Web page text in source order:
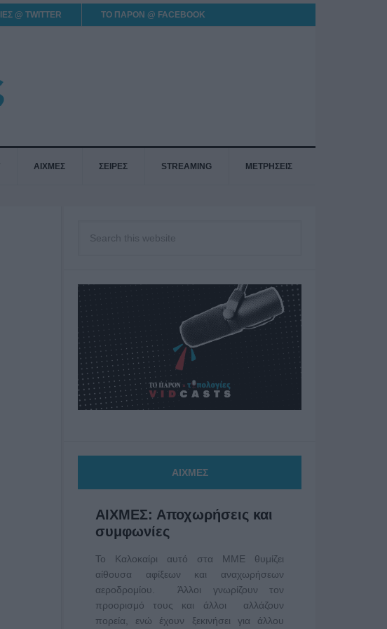
@ TWITTER ΤΟ ΠΑΡΟΝ @ FACEBOOK
ΑΙΧΜΕΣ ΣΕΙΡΕΣ STREAMING ΜΕΤΡΗΣΕΙΣ
ΑΙΧΜΕΣ
ΑΙΧΜΕΣ: Αποχωρήσεις και
συμφωνίες
Το Καλοκαίρι αυτό στα ΜΜΕ θυμίζει
αίθουσα αφίξεων και αναχωρήσεων
αεροδρομίου. Άλλοι γνωρίζουν τον
προορισμό τους και άλλοι αλλάζουν
πορεία, ενώ έχουν ξεκινήσει για άλλου